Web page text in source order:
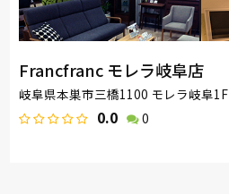
Francfranc モレラ岐阜店
岐阜県本巣市三橋1100 モレラ岐阜1F
0.0 0